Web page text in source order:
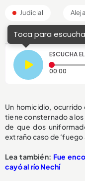
Judicial
Toca para
ESCUCHA
00:00
Un homicidio,
tiene consternado a
de que dos
extraño caso de ‘fuego
Lea también: Fue
cayó al río Nechí